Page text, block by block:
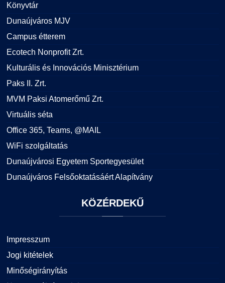
Könyvtár
Dunaújváros MJV
Campus étterem
Ecotech Nonprofit Zrt.
Kulturális és Innovációs Minisztérium
Paks II. Zrt.
MVM Paksi Atomerőmű Zrt.
Virtuális séta
Office 365, Teams, @MAIL
WiFi szolgáltatás
Dunaújvárosi Egyetem Sportegyesület
Dunaújváros Felsőoktatásáért Alapítvány
KÖZÉRDEKŰ
Impresszum
Jogi kitételek
Minőségirányítás